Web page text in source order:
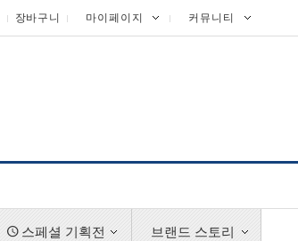
장바구니 마이페이지 커뮤니티
스페셜 기획전 브랜드 스토리